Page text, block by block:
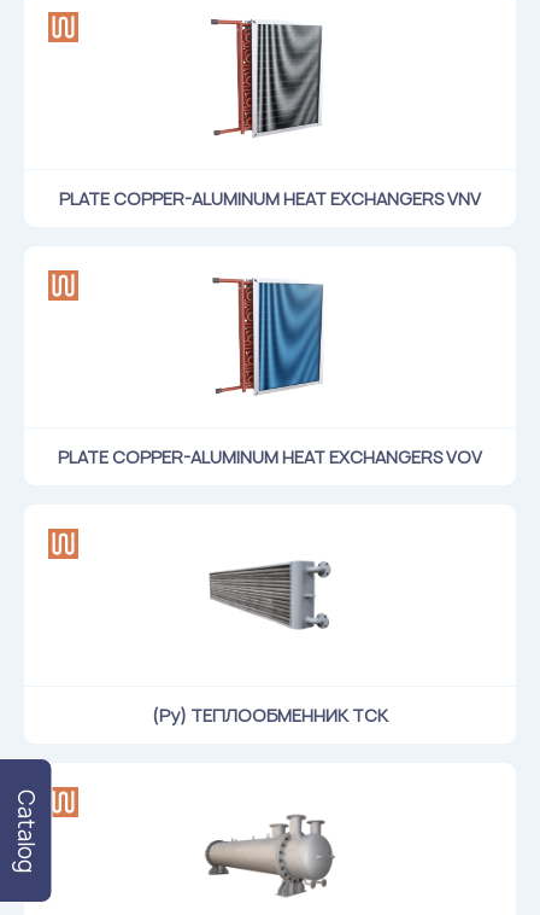
PLATE COPPER-ALUMINUM HEAT EXCHANGERS VNV
PLATE COPPER-ALUMINUM HEAT EXCHANGERS VOV
(Ру) ТЕПЛООБМЕННИК ТСК
Catalog